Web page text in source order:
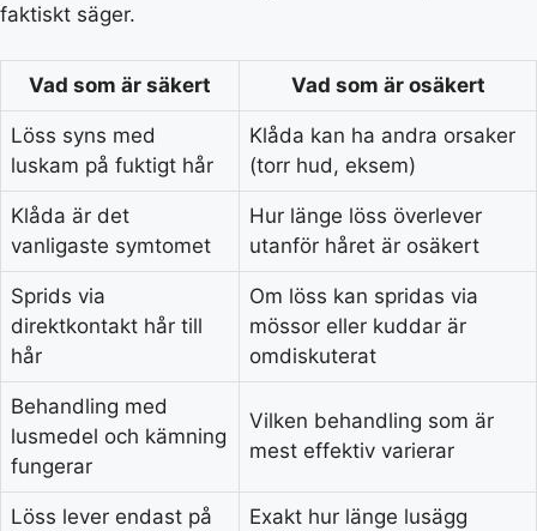
faktiskt säger.
Vad som är säkert Vad som är osäkert
Löss syns med
luskam på fuktigt hår
Klåda kan ha andra orsaker
(torr hud, eksem)
Klåda är det
vanligaste symtomet
Hur länge löss överlever
utanför håret är osäkert
Sprids via
direktkontakt hår till
hår
Om löss kan spridas via
mössor eller kuddar är
omdiskuterat
Behandling med
lusmedel och kämning
fungerar
Vilken behandling som är
mest effektiv varierar
Löss lever endast på
Exakt hur länge lusägg